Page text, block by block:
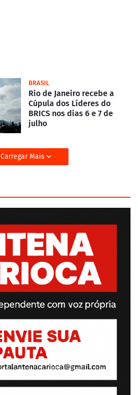
BRASIL
Rio de Janeiro recebe a
Cúpula dos Líderes do
BRICS nos dias 6 e 7 de
julho
Carregar Mais